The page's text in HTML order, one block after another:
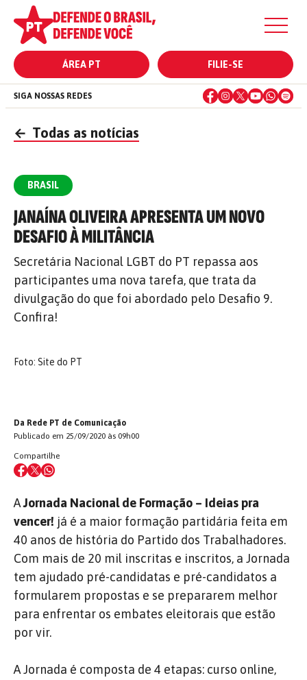
ÁREA PT FILIE-SE
SIGA NOSSAS REDES
← Todas as notícias
BRASIL
JANAÍNA OLIVEIRA APRESENTA UM NOVO
DESAFIO À MILITÂNCIA
Secretária Nacional LGBT do PT repassa aos
participantes uma nova tarefa, que trata da
divulgação do que foi abordado pelo Desafio 9.
Confira!
Foto: Site do PT
Da Rede PT de Comunicação
Publicado em 25/09/2020 às 09h00
Compartilhe
AJornada Nacional de Formação – Ideias pra
vencer! já é a maior formação partidária feita em
40 anos de história do Partido dos Trabalhadores.
Com mais de 20 mil inscritas e inscritos, a Jornada
tem ajudado pré-candidatas e pré-candidatos a
formularem propostas e se prepararem melhor
para enfrentar os embates eleitorais que estão
por vir.
A Jornada é composta de 4 etapas: curso online,